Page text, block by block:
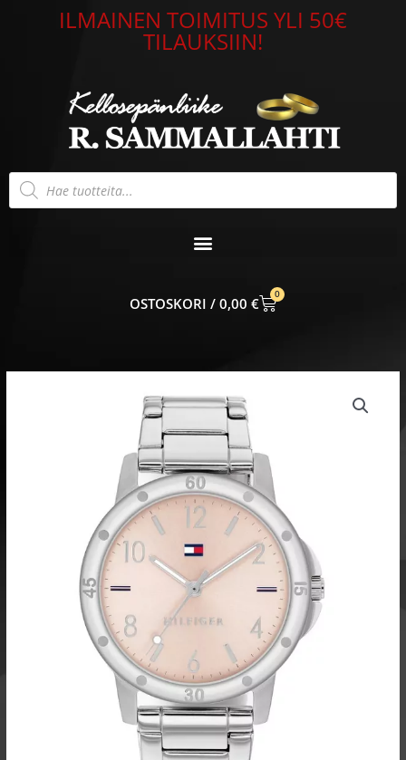
ILMAINEN TOIMITUS YLI 50€
TILAUKSIIN!
Products
search
0,00 €
0
CART